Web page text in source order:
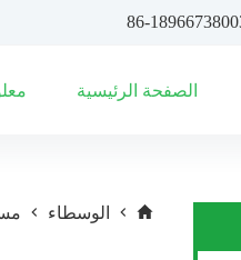
الصفحة الرئيسية
الوسطاء